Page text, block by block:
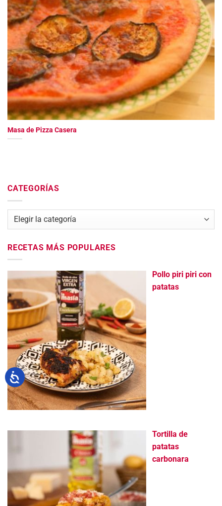
Masa de Pizza Casera
CATEGORÍAS
Categorías
RECETAS MÁS POPULARES
Pollo piri piri con
patatas
Tortilla de
patatas
carbonara